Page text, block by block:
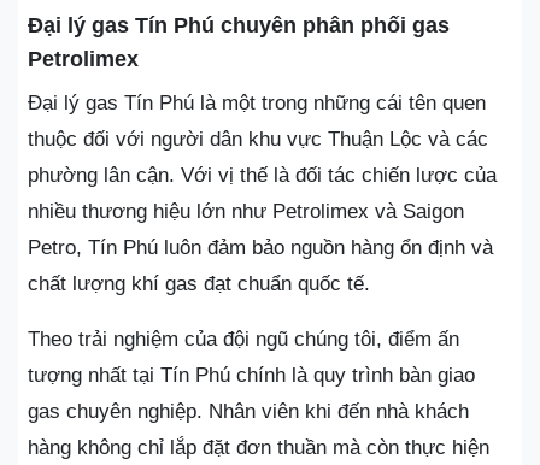
Đại lý gas Tín Phú chuyên phân phối gas
Petrolimex
Đại lý gas Tín Phú là một trong những cái tên quen
thuộc đối với người dân khu vực Thuận Lộc và các
phường lân cận. Với vị thế là đối tác chiến lược của
nhiều thương hiệu lớn như Petrolimex và Saigon
Petro, Tín Phú luôn đảm bảo nguồn hàng ổn định và
chất lượng khí gas đạt chuẩn quốc tế.
Theo trải nghiệm của đội ngũ chúng tôi, điểm ấn
tượng nhất tại Tín Phú chính là quy trình bàn giao
gas chuyên nghiệp. Nhân viên khi đến nhà khách
hàng không chỉ lắp đặt đơn thuần mà còn thực hiện